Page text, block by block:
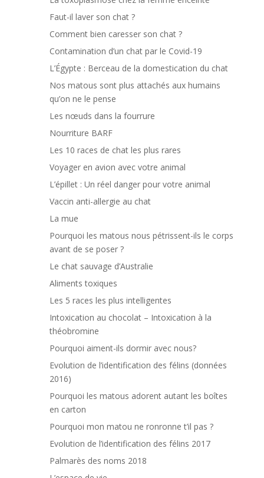
Faut-il laver son chat ?
Comment bien caresser son chat ?
Contamination d’un chat par le Covid-19
L’Égypte : Berceau de la domestication du chat
Nos matous sont plus attachés aux humains
qu’on ne le pense
Les nœuds dans la fourrure
Nourriture BARF
Les 10 races de chat les plus rares
Voyager en avion avec votre animal
L’épillet : Un réel danger pour votre animal
Vaccin anti-allergie au chat
La mue
Pourquoi les matous nous pétrissent-ils le corps
avant de se poser ?
Le chat sauvage d’Australie
Aliments toxiques
Les 5 races les plus intelligentes
Intoxication au chocolat – Intoxication à la
théobromine
Pourquoi aiment-ils dormir avec nous?
Evolution de l’identification des félins (données
2016)
Pourquoi les matous adorent autant les boîtes
en carton
Pourquoi mon matou ne ronronne t’il pas ?
Evolution de l’identification des félins 2017
Palmarès des noms 2018